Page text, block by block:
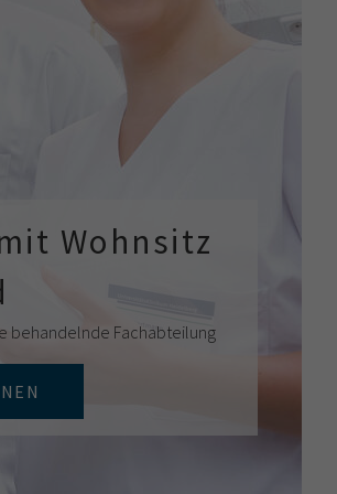
Wohnsitz
behandelnde Fachabteilung